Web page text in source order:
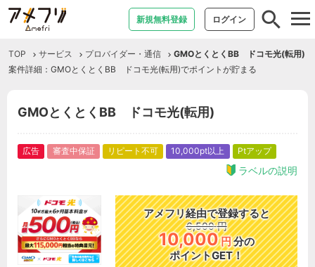
新規無料登録 ログイン
TOP サービス プロバイダー・通信
GMOとくとくBB ドコモ光(転用)
案件詳細：GMOとくとくBB ドコモ光(転用)でポイントが貯まる
GMOとくとくBB ドコモ光(転用)
広告 審査中保証 リピート不可 10,000pt以上 Ptアップ
ラベルの説明
アメフリ経由で登録すると
6,500 円
10,000円分の
ポイントGET！